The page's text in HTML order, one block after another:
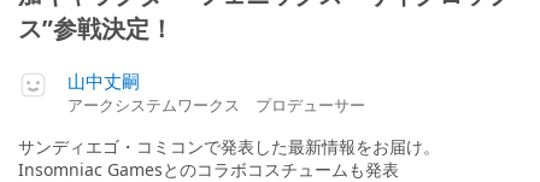
本
語
を
む
ス”参戦決定！
山中丈嗣
アークシステムワークス プロデューサー
サンディエゴ・コミコンで発表した最新情報をお届け。
Insomniac Gamesとのコラボコスチュームも発表